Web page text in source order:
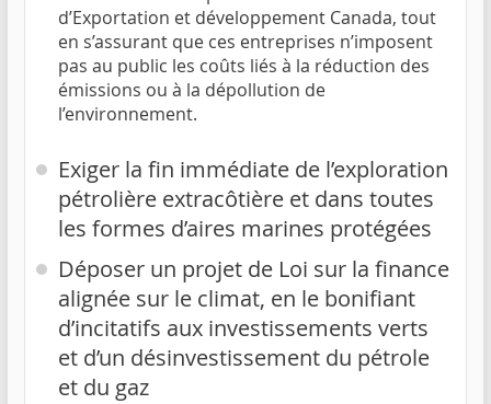
d’Exportation et développement Canada, tout
en s’assurant que ces entreprises n’imposent
pas au public les coûts liés à la réduction des
émissions ou à la dépollution de
l’environnement.
Exiger la fin immédiate de l’exploration
pétrolière extracôtière et dans toutes
les formes d’aires marines protégées
Déposer un projet de Loi sur la finance
alignée sur le climat, en le bonifiant
d’incitatifs aux investissements verts
et d’un désinvestissement du pétrole
et du gaz